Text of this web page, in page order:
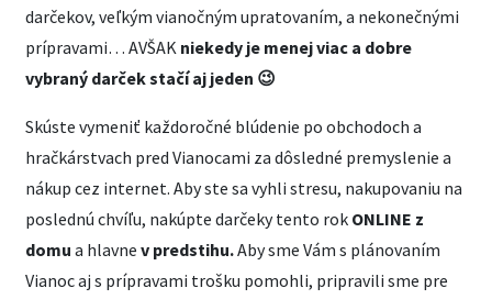
darčekov, veľkým vianočným upratovaním, a nekonečnými
prípravami… AVŠAK niekedy je menej viac a dobre
vybraný darček stačí aj jeden 😉
Skúste vymeniť každoročné blúdenie po obchodoch a
hračkárstvach pred Vianocami za dôsledné premyslenie a
nákup cez internet. Aby ste sa vyhli stresu, nakupovaniu na
poslednú chvíľu, nakúpte darčeky tento rok ONLINE z
domu a hlavne v predstihu.Aby sme Vám s plánovaním
Vianoc aj s prípravami trošku pomohli, pripravili sme pre